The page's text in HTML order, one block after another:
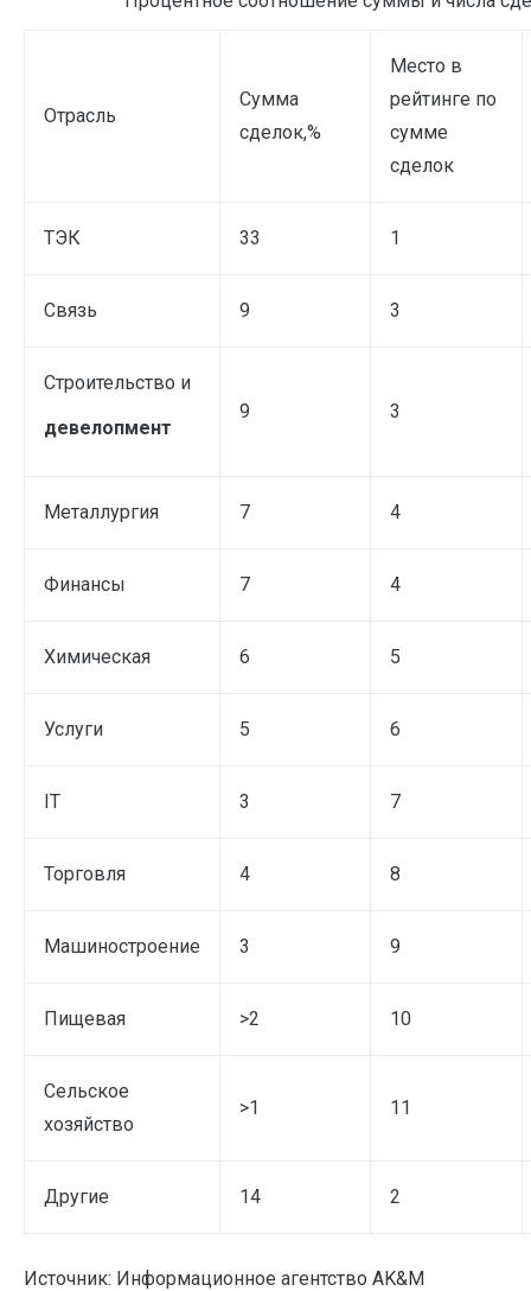
Отрасль
Сумма
сделок,%
Место в
рейтинге по
сумме
сделок
ТЭК 33 1
Связь 9 3
Строительство и
девелопмент
9 3
Металлургия 7 4
Финансы 7 4
Химическая 6 5
Услуги 5 6
IT 3 7
Торговля 4 8
Машиностроение 3 9
Пищевая >2 10
Сельское
хозяйство
>1 11
Другие 14 2
Источник: Информационное агентство AK&M